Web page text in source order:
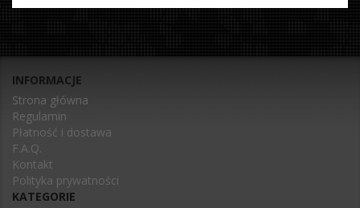
INFORMACJE
Strona główna
Regulamin
Płatność i dostawa
F.A.Q.
Kontakt
Polityka prywatności
KATEGORIE